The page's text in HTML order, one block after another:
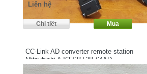
Liên hệ
CC-Link AD converter remote station
Mitsubishi AJ65SBT2B-64AD